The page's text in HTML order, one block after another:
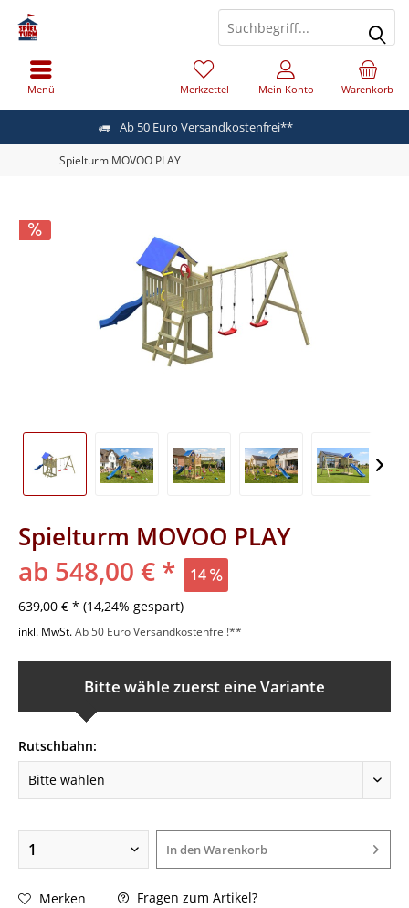
Ab 50 Euro Versandkostenfrei**
Menü Warenkorb
Merkzettel Mein Konto
Spielturm MOVOO PLAY
Spielturm MOVOO PLAY
ab 548,00 € * 14
639,00 € * (14,24% gespart)
inkl. MwSt.Ab 50 Euro Versandkostenfrei!**
Bitte wähle zuerst eine Variante
Rutschbahn:
In denWarenkorb
Merken Fragen zum Artikel?